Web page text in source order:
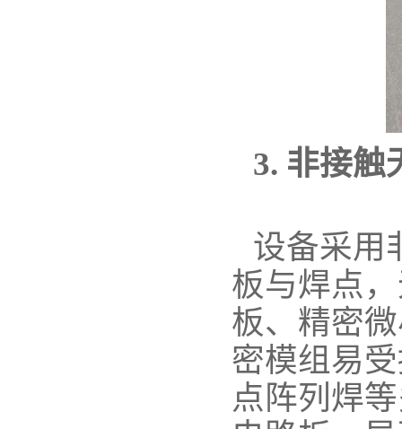
3. 非接触
设备采用
板与焊点
板、精密
密模组易
点阵列焊